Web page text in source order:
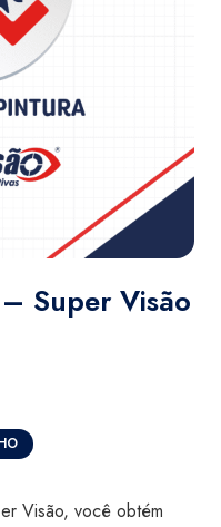
Super Visão
Visão, você obtém